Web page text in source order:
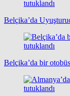
Belçika’da
Belçika’da bir